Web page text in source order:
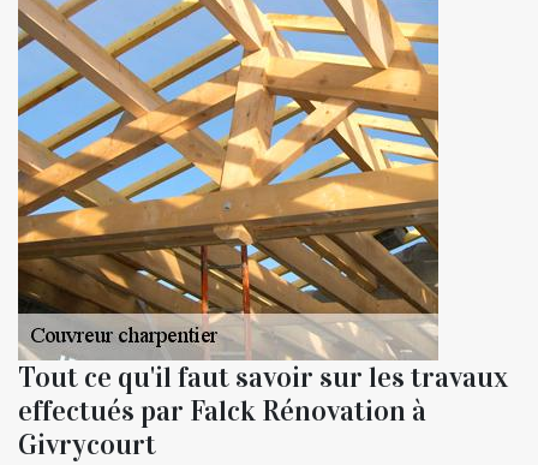
Tout ce qu'il faut savoir sur les travaux
effectués par Falck Rénovation à
Givrycourt